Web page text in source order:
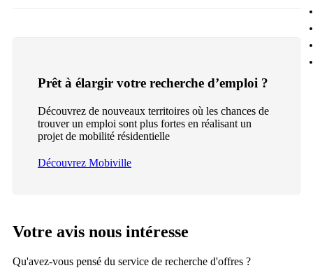
Prêt à élargir votre recherche d’emploi ?
Découvrez de nouveaux territoires où les chances de
trouver un emploi sont plus fortes en réalisant un
projet de mobilité résidentielle
Découvrez Mobiville
Votre avis nous intéresse
Qu'avez-vous pensé du service de recherche d'offres ?